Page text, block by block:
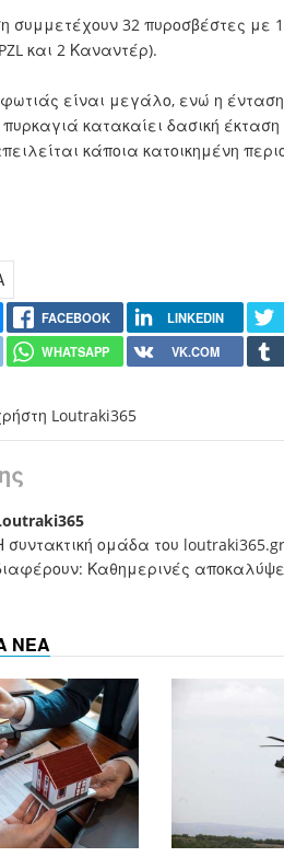
συμμετέχουν 32 πυροσβέστες με
και 2 Καναντέρ).
είναι μεγάλο, ενώ η
κατακαίει δασική
κάποια κατοικημένη
FACEBOOK LINKEDIN
WHATSAPP VK.COM
Loutraki365
συντακτική ομάδα του
Καθημερινές
ΝΕΑ